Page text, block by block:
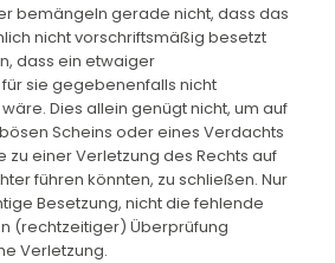
bemängeln gerade nicht, dass das
nicht vorschriftsmäßig besetzt
dass ein etwaiger
sie gegebenenfalls nicht
Dies allein genügt nicht, um auf
Scheins oder eines Verdachts
zu einer Verletzung des Rechts auf
führen könnten, zu schließen. Nur
Besetzung, nicht die fehlende
(rechtzeitiger) Überprüfung
Verletzung.